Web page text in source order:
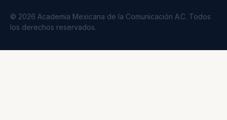
© 2026 Academia Mexicana de la Comunicación A.C. Todos
los derechos reservados.